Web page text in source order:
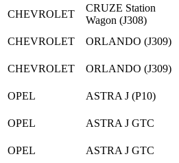
CHEVROLET
CRUZE Station
Wagon (J308)
CHEVROLET
ORLANDO (J309)
CHEVROLET
ORLANDO (J309)
OPEL
ASTRA J (P10)
OPEL
ASTRA J GTC
OPEL
ASTRA J GTC